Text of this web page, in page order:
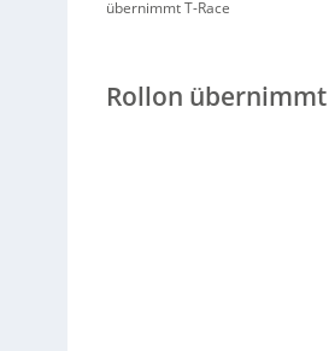
übernimmt T-Race
Rollon übernimmt